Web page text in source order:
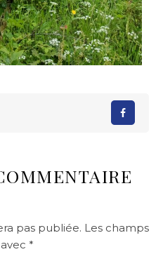
pas publiée. Les champs
*